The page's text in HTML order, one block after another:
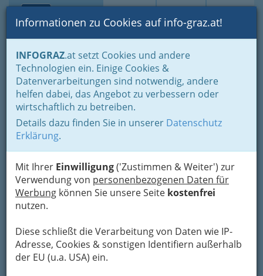
Suche Login Toggle
Informationen zu Cookies auf info-graz.at!
INFOGRAZ.at setzt Cookies und andere
Technologien ein. Einige Cookies &
Datenverarbeitungen sind notwendig, andere
helfen dabei, das Angebot zu verbessern oder
wirtschaftlich zu betreiben.
Details dazu finden Sie in unserer Datenschutz
Erklärung.
Mit Ihrer Einwilligung('Zustimmen & Weiter') zur
Verwendung von personenbezogenen Daten für
Werbung können Sie unsere Seite kostenfrei
nutzen.
Diese schließt die Verarbeitung von Daten wie IP-
Adresse, Cookies & sonstigen Identifiern außerhalb
der EU (u.a. USA) ein.
Home Branchen
Bauen - der Weg zum eigenen Haus
Immobilienbüros, Immobilienmakler, Immobilienverwalter und
Immobilientreuhänder
Rund um Immobilien
Adressen von Immobilienbüros / Makler bzw. Maklerin
Bella Casa Bau GesmbH
St.-Veiter-Straße 11, 8045 Graz
+43 316 694 035 - 0
+43 316 694 035 - 20
+43 676 55 09 115
Karte